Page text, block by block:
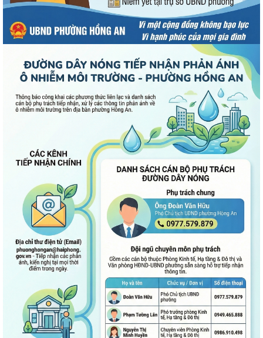
UBND phường Hồng An thông tin về Nghị quyết số 23/2026/NQ-HĐND
Bình dân học vụ số - nền tảng cho sự phát triển trong kỷ nguyên số
Thông báo về việc niêm yết công khai Phương án bồi thường, hỗ trợ dự
kiến đối với các hộ gia đình,...
QUAN ĐIỂM CỐT LÕI CỦA NGHỊ QUYẾT SỐ 80-NQ/TW NGÀY
07/01/2026 VỀ PHÁT TRIỂN VĂN HOÁ VIỆT NAM - XÂY...
PHƯỜNG HỒNG AN TỔ CHỨC SƠ KẾT ĐÁNH GIÁ TÌNH HÌNH TRIỂN KHAI
THỰC HIỆN MÔ HÌNH “TỔ DÂN PHỐ KHÔNG MA...
ĐẶT TÊN 03 ĐƯỜNG, 05 PHỐ TRÊN ĐỊA BÀN PHƯỜNG HỒNG AN – DẤU
MỐC QUAN TRỌNG TRONG XÂY DỰNG ĐÔ THỊ VĂN...
Thông báo kết quả Kỳ họp thứ 3 (Kỳ họp thường lệ giữa năm 2026)
HĐND thành phố khóa XVII, nhiệm kỳ...
PHƯỜNG HỒNG AN RA QUÂN TỔNG VỆ SINH MÔI TRƯỜNG, CHUNG
TAY XÂY DỰNG ĐÔ THỊ SÁNG - XANH - SẠCH - ĐẸP
Quyết định về việc công bố Người phát ngôn và cung cấp thông tin cho
báo chí của Ủy ban nhân dân...